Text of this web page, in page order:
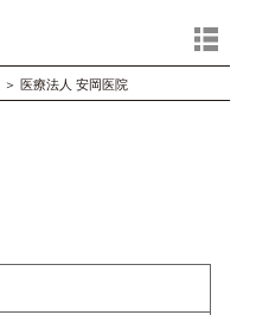
＞ 医療法人 安岡医院